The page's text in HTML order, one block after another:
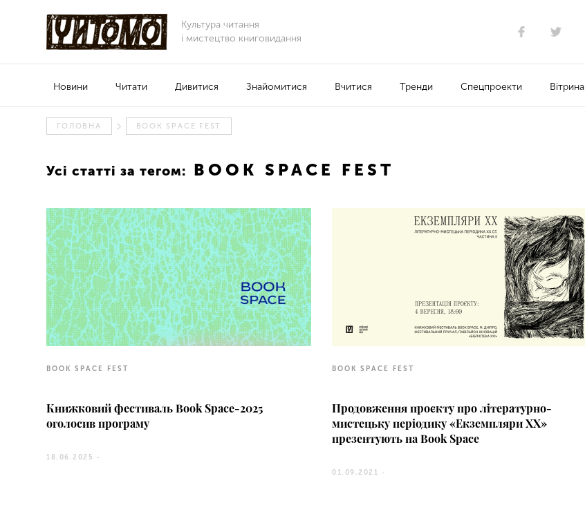
Культура читання
і мистецтво книговидання
Новини Читати Дивитися Знайомитися Вчитися Тренди Спецпроекти Вітрина
ГОЛОВНА BOOK SPACE FEST
Усі статті за тегом: BOOK SPACE FEST
BOOK SPACE FEST
Книжковий фестиваль Book Space-2025
оголосив програму
18.06.2025 -
BOOK SPACE FEST
Продовження проєкту про літературно-
мистецьку періодику «Екземпляри ХХ»
презентують на Book Space
01.09.2021 -